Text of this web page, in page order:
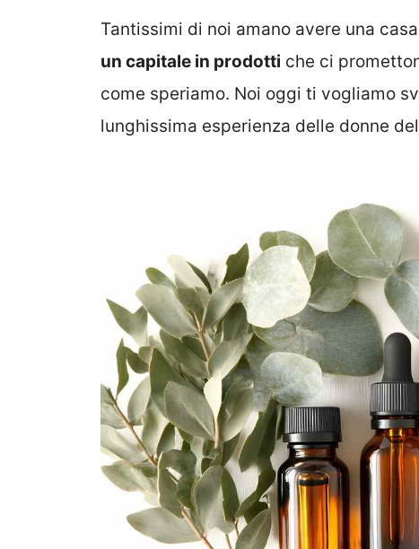
Tantissimi di noi amano avere una
un capitale in prodotti che ci
come speriamo. Noi oggi ti vogliamo
lunghissima esperienza delle donne